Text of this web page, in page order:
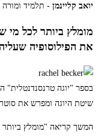
יואב קליינמן- תלמיד ומורה
מומלץ ביותר לכל מי
את הפילוסופיה
בספר "יוגה
שיטת היוגה ומפרש את
המשך קריאה"מומלץ ביותר